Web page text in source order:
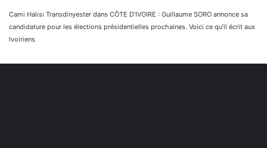
Cami Halısı Transdinyester dans CÔTE D’IVOIRE : Guillaume SORO annonce sa
candidature pour les élections présidentielles prochaines. Voici ce qu’il écrit aux
Ivoiriens